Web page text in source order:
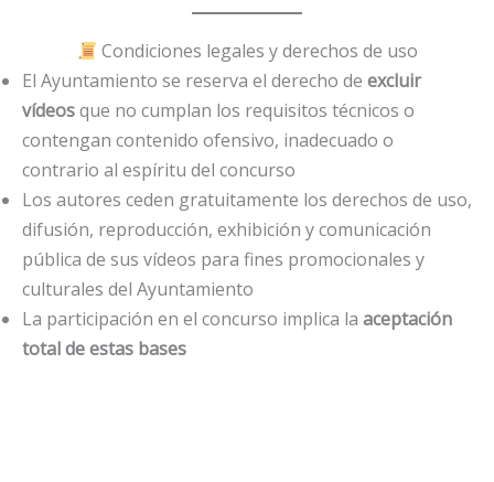
Condiciones legales y derechos de uso
El Ayuntamiento se reserva el derecho de excluir
vídeosque no cumplan los requisitos técnicos o
contengan contenido ofensivo, inadecuado o
contrario al espíritu del concurso
Los autores ceden gratuitamente los derechos de uso,
difusión, reproducción, exhibición y comunicación
pública de sus vídeos para fines promocionales y
culturales del Ayuntamiento
La participación en el concurso implica la aceptación
total de estas bases